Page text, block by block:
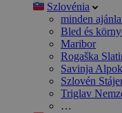
Szlovénia
minden
Bled és
Maribor
Rogaška
Savinja Alpok
Szlovén
Triglav
…